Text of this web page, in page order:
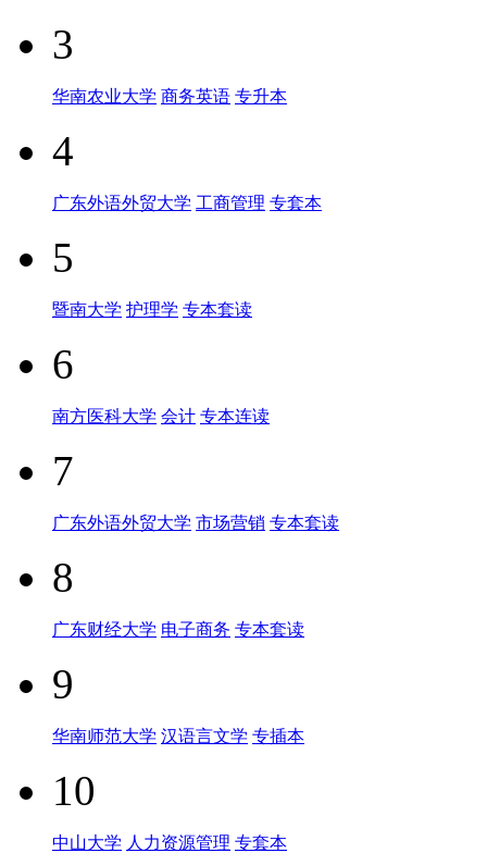
3
华南农业大学 商务英语 专升本
4
广东外语外贸大学 工商管理 专套本
5
暨南大学 护理学 专本套读
6
南方医科大学 会计 专本连读
7
广东外语外贸大学 市场营销 专本套读
8
广东财经大学 电子商务 专本套读
9
华南师范大学 汉语言文学 专插本
10
中山大学 人力资源管理 专套本